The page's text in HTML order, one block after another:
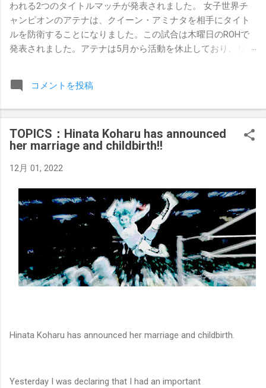
われる2つのタイトルマッチが発表されました。 女子世界チ
ャンピオンのアテナは、クイーン・アミナタを相手にタイト
ルを防衛することになりました。この試合は木曜日のROHで
発表されました。アテナは5月から活動を休止しており、リン
女子世界チャンピオンは5月の最後の試合で怪我の恐怖に苦し
みましたが、それはストーリーの中で誇張されています。 ア
でタイトルを防衛します。PPVでレッド・ベルベッドを相手
にROH Women's TV 王座の防衛戦を行います。 木曜日の放送
では、リー・モリアーティーがROH Pure Championship
Proving Groundの試合でウィーラー・ユータとタイムリミット
入れましたが、まだPPVでは公式に発表されていません。
Wrestling Observer
コメントを投稿
TOPICS：Hinata Koharu has announced
her marriage and childbirth!!
12月 01, 2022
Hinata Koharu has announced her marriage and childbirth.
Yesterday I was declaring that I had an important